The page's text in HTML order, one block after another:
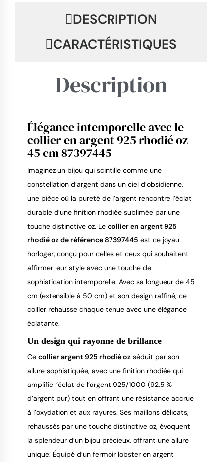
9.4
DESCRIPTION
CARACTÉRISTIQUES
Description
Élégance intemporelle avec le
collier en argent 925 rhodié oz
45 cm 87397445
Imaginez un bijou qui scintille comme une
constellation d’argent dans un ciel d’obsidienne,
une pièce où la pureté de l’argent rencontre l’éclat
durable d’une finition rhodiée sublimée par une
touche distinctive oz. Le collier en argent 925
rhodié oz de référence 87397445 est ce joyau
horloger, conçu pour celles et ceux qui souhaitent
affirmer leur style avec une touche de
sophistication intemporelle. Avec sa longueur de 45
cm (extensible à 50 cm) et son design raffiné, ce
collier rehausse chaque tenue avec une élégance
éclatante.
Un design qui rayonne de brillance
Ce collier argent 925 rhodié oz séduit par son
allure sophistiquée, avec une finition rhodiée qui
amplifie l’éclat de l’argent 925/1000 (92,5 %
d’argent pur) tout en offrant une résistance accrue
à l’oxydation et aux rayures. Ses maillons délicats,
rehaussés par une touche distinctive oz, évoquent
la splendeur d’un bijou précieux, offrant une allure
unique. Équipé d’un fermoir lobster en argent